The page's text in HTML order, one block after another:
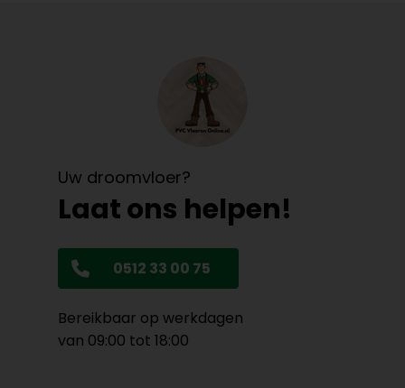
Uw droomvloer?
Laat ons helpen!
0512 33 00 75
Bereikbaar op werkdagen
van 09:00 tot 18:00